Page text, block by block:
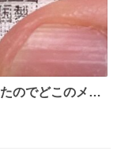
のでどこのメー
住所にもそんな